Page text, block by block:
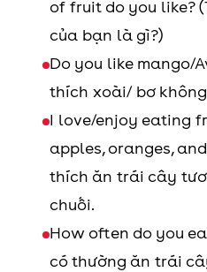
Mild sweet
Ngọt
thanh
Spicy Cay
The apple of
someone’s eye
Compare apples
and oranges
Go pear – shape
of fruit do you like?
của bạn là gì?)
Do you like mango/
thích xoài/ bơ
I love/enjoy eating
apples, oranges,
thích ăn trái cây
chuối.
How often do you
có thường ăn trái